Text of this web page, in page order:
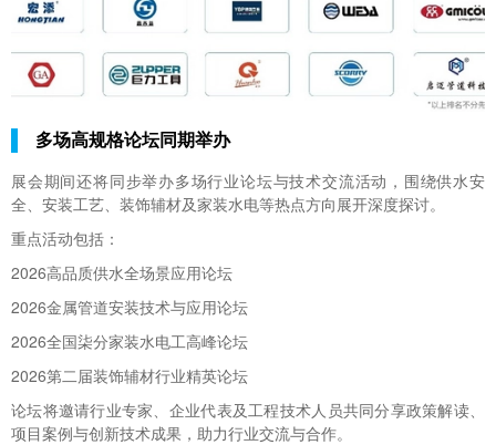
多场高规格论坛同期举办
展会期间还将同步举办多场行业论坛与技术交流活动，围绕供水安
全、安装工艺、装饰辅材及家装水电等热点方向展开深度探讨。
重点活动包括：
2026高品质供水全场景应用论坛
2026金属管道安装技术与应用论坛
2026全国柒分家装水电工高峰论坛
2026第二届装饰辅材行业精英论坛
论坛将邀请行业专家、企业代表及工程技术人员共同分享政策解读、
项目案例与创新技术成果，助力行业交流与合作。